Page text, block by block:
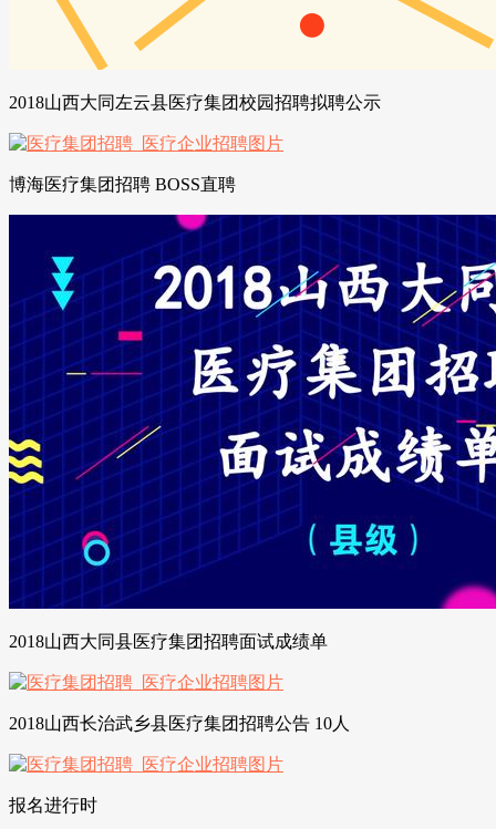
2018山西大同左云县医疗集团校园招聘拟聘公示
博海医疗集团招聘 BOSS直聘
2018山西大同县医疗集团招聘面试成绩单
2018山西长治武乡县医疗集团招聘公告 10人
报名进行时